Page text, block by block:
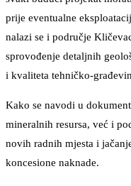
prije eventualne
nalazi se i područje
sprovođenje detaljnih
i kvaliteta tehničko-
Kako se navodi u
mineralnih resursa, već i
novih radnih mjesta i
koncesione naknade.